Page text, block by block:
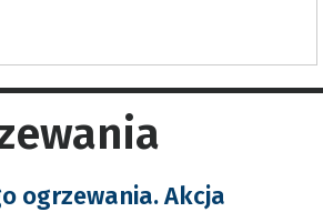
ogrzewania. Akcja